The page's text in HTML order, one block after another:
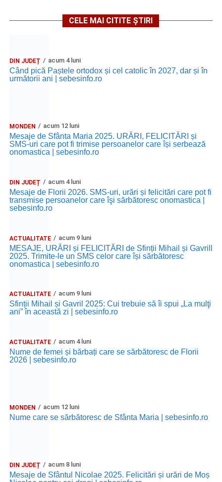
CELE MAI CITITE ȘTIRI
DIN JUDEȚ acum 4 luni
Când pică Paștele ortodox și cel catolic în 2027, dar și în
următorii ani | sebesinfo.ro
MONDEN acum 12 luni
Mesaje de Sfânta Maria 2025. URĂRI, FELICITĂRI și
SMS-uri care pot fi trimise persoanelor care își serbează
onomastica | sebesinfo.ro
DIN JUDEȚ acum 4 luni
Mesaje de Florii 2026. SMS-uri, urări și felicitări care pot fi
transmise persoanelor care îşi sărbătoresc onomastica |
sebesinfo.ro
ACTUALITATE acum 9 luni
MESAJE, URĂRI și FELICITĂRI de Sfinții Mihail și Gavrill
2025. Trimite-le un SMS celor care își sărbătoresc
onomastica | sebesinfo.ro
ACTUALITATE acum 9 luni
Sfinții Mihail și Gavril 2025: Cui trebuie să îi spui „La mulţi
ani” în această zi | sebesinfo.ro
ACTUALITATE acum 4 luni
Nume de femei și bărbați care se sărbătoresc de Florii
2026 | sebesinfo.ro
MONDEN acum 12 luni
Nume care se sărbătoresc de Sfânta Maria | sebesinfo.ro
DIN JUDEȚ acum 8 luni
Mesaje de Sfântul Nicolae 2025. Felicitări și urări de Moș